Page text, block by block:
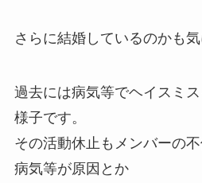
さらに結婚しているのかも気
過去には病気等でヘイスミ
様子です。
その活動休止もメンバーの
病気等が原因とか